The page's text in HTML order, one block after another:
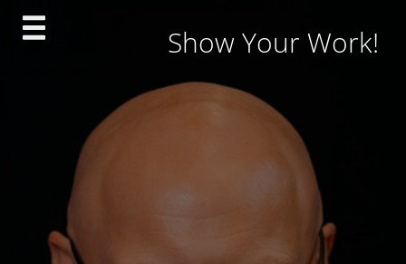
Skip
Show Your Work!